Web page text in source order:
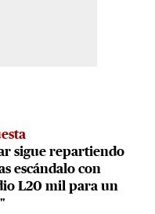
sigue repartiendo
escándalo con
L20 mil para un